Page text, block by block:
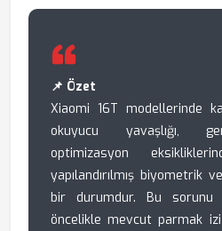
📌 Özet
Xiaomi 16T modellerinde
okuyucu yavaşlığı,
optimizasyon
yapılandırılmış biyometrik
bir durumdur. Bu sorunu
öncelikle mevcut parmak izi